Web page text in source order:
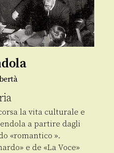
la vita culturale e
a partire dagli
«romantico ».
e de «La Voce»